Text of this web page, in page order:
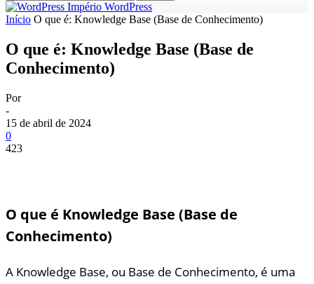
Império WordPress
Início O que é: Knowledge Base (Base de Conhecimento)
O que é: Knowledge Base (Base de
Conhecimento)
Por
-
15 de abril de 2024
0
423
O que é Knowledge Base (Base de
Conhecimento)
A Knowledge Base, ou Base de Conhecimento, é uma